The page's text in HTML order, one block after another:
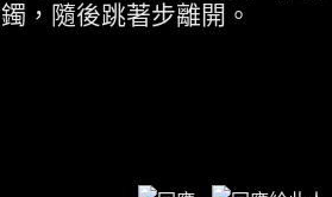
鐲，隨後跳著步離開。